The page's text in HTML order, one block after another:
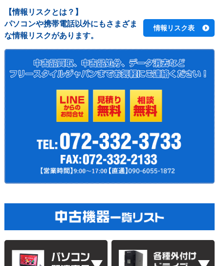
【情報リスクとは？】
パソコンや携帯電話以外にもさまざま
な情報リスクがあります。
情報リスク表